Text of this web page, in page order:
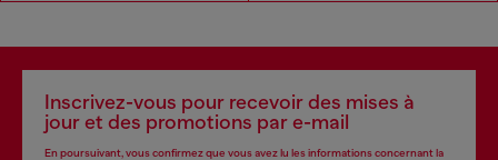
Inscrivez-vous pour recevoir des mises à
jour et des promotions par e-mail
En poursuivant, vous confirmez que vous avez lu les informations concernant la